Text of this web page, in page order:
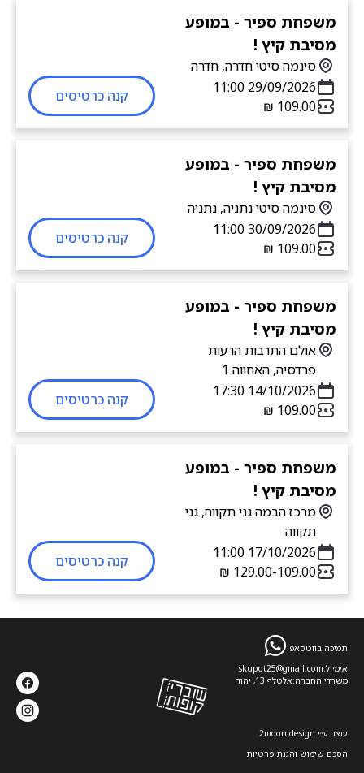
משפחת ספיר - במופע
מסיבת קיץ !
סינמה סיטי חדרה, חדרה
29/09/2026 11:00
קנה כרטיסים
משפחת ספיר - במופע
מסיבת קיץ !
סינמה סיטי נתניה, נתניה
30/09/2026 11:00
קנה כרטיסים
משפחת ספיר - במופע
מסיבת קיץ !
אולם התרבות הרעות
פרדסיה, האחווה 1
14/10/2026 17:30
קנה כרטיסים
משפחת ספיר - במופע
מסיבת קיץ !
מרכז הבמה גני תקווה, גני
תקווה
17/10/2026 11:00
109.00-‏129.00 ‏₪
קנה כרטיסים
תמיכה בווטסאפ:
skupot25@gmail.comאימייל:
אלטלף 13, יהודמשרדי החברה:
עוצב ע׳׳י 2moon.design
הסכם שימוש והגנת פרטיות